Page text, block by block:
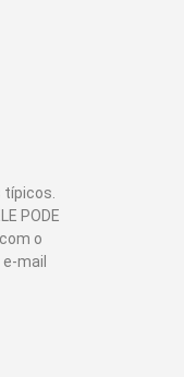
típicos.
PODE
o
mail